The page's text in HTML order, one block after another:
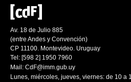
Av. 18 de Julio 885
(entre Andes y Convención)
CP 11100. Montevideo. Uruguay
Tel: [598 2] 1950 7960
Mail: CdF@imm.gub.uy
Lunes, miércoles, jueves, viernes: de 10 a